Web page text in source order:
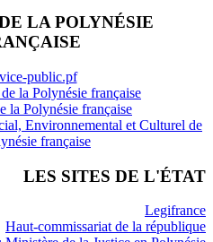
LA POLYNÉSIE
public.pf
la Polynésie française
la Polynésie française
Environnemental et Culturel de
française
LES SITES DE L'ÉTAT
Legifrance
Haut-commissariat de la république